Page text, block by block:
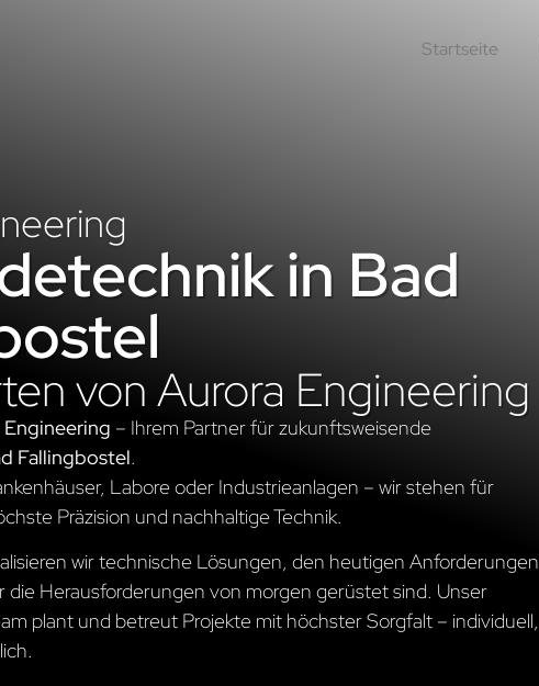
Startseite
in Bad
von Aurora Engineering
Engineering – Ihrem Partner für zukunftsweisende
Fallingbostel.
Labore oder Industrieanlagen – wir stehen für
Präzision und nachhaltige Technik.
wir technische Lösungen, den heutigen Anforderungen
die Herausforderungen von morgen gerüstet sind. Unser
plant und betreut Projekte mit höchster Sorgfalt – individuell,